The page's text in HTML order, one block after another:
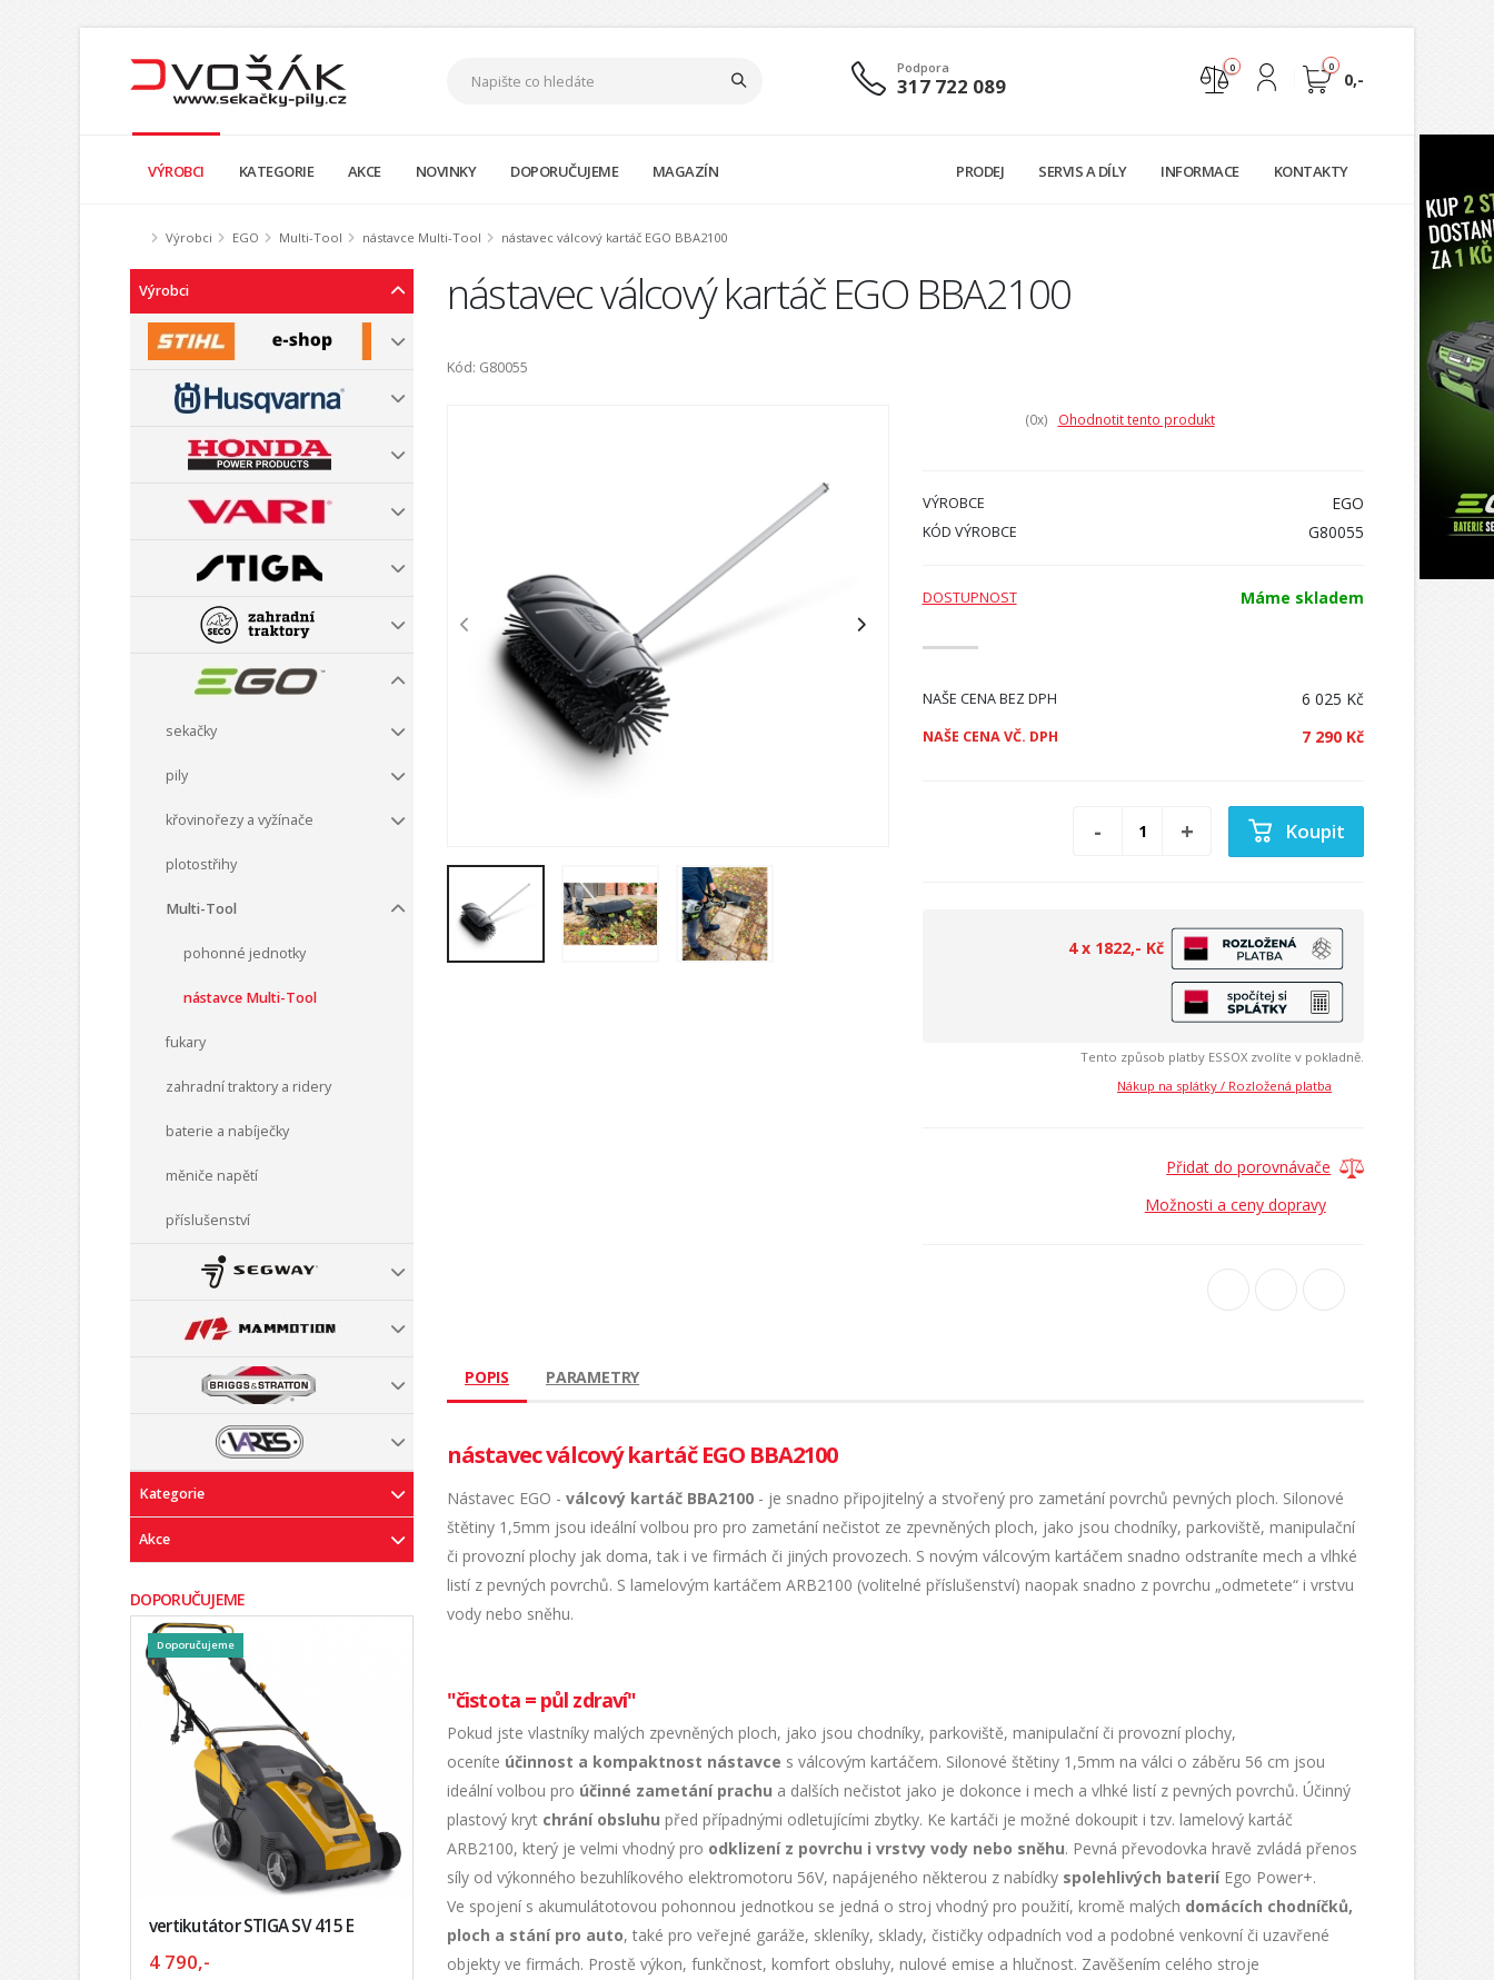
Podpora
317 722 089
0
0,-
0
VÝROBCI KATEGORIE AKCE NOVINKY DOPORUČUJEME MAGAZÍN PRODEJ SERVIS A DÍLY INFORMACE KONTAKTY
Výrobci EGO Multi-Tool nástavce Multi-Tool nástavec válcový kartáč EGO BBA2100
Výrobci
sekačky
pily
křovinořezy a vyžínače
plotostřihy
Multi-Tool
pohonné jednotky
nástavce Multi-Tool
fukary
zahradní traktory a ridery
baterie a nabíječky
měniče napětí
příslušenství
Kategorie
Akce
DOPORUČUJEME
Doporučujeme
vertikutátor STIGA SV 415 E
4 790,-
nástavec válcový kartáč EGO BBA2100
Kód: G80055
(0x) Ohodnotit tento produkt
VÝROBCE EGO
KÓD VÝROBCE G80055
DOSTUPNOST Máme skladem
NAŠE CENA BEZ DPH 6 025 Kč
NAŠE CENA VČ. DPH 7 290 Kč
Koupit
4 x 1822,- Kč
Tento způsob platby ESSOX zvolíte v pokladně.
Nákup na splátky / Rozložená platba
Přidat do porovnávače
Možnosti a ceny dopravy
POPIS PARAMETRY
nástavec válcový kartáč EGO BBA2100
Nástavec EGO - válcový kartáč BBA2100 - je snadno připojitelný a stvořený pro zametání povrchů pevných ploch. Silonové
štětiny 1,5mm jsou ideální volbou pro pro zametání nečistot ze zpevněných ploch, jako jsou chodníky, parkoviště, manipulační
či provozní plochy jak doma, tak i ve firmách či jiných provozech. S novým válcovým kartáčem snadno odstraníte mech a vlhké
listí z pevných povrchů. S lamelovým kartáčem ARB2100 (volitelné příslušenství) naopak snadno z povrchu „odmetete“ i vrstvu
vody nebo sněhu.
"čistota = půl zdraví"
Pokud jste vlastníky malých zpevněných ploch, jako jsou chodníky, parkoviště, manipulační či provozní plochy,
oceníte účinnost a kompaktnost nástavce s válcovým kartáčem. Silonové štětiny 1,5mm na válci o záběru 56 cm jsou
ideální volbou pro účinné zametání prachu a dalších nečistot jako je dokonce i mech a vlhké listí z pevných povrchů. Účinný
plastový kryt chrání obsluhu před případnými odletujícími zbytky. Ke kartáči je možné dokoupit i tzv. lamelový kartáč
ARB2100, který je velmi vhodný pro odklizení z povrchu i vrstvy vody nebo sněhu. Pevná převodovka hravě zvládá přenos
síly od výkonného bezuhlíkového elektromotoru 56V, napájeného některou z nabídky spolehlivých bateriíEgo Power+.
Ve spojení s akumulátotovou pohonnou jednotkou se jedná o stroj vhodný pro použití, kromě malých domácích chodníčků,
ploch a stání pro auto, také pro veřejné garáže, skleníky, sklady, čističky odpadních vod a podobné venkovní či uzavřené
objekty ve firmách. Prostě výkon, funkčnost, komfort obsluhy, nulové emise a hlučnost. Zavěšením celého stroje